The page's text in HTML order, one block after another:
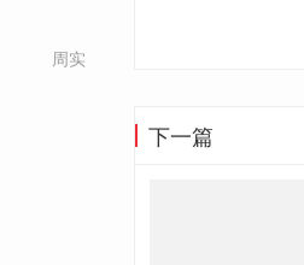
周实
下一篇